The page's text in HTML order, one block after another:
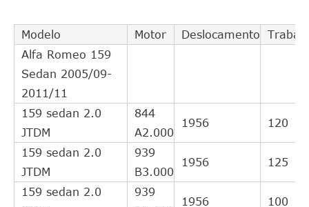
Modelo Motor Deslocamento
Alfa Romeo 159
Sedan 2005/09-
2011/11
159 sedan 2.0
JTDM
844
A2.000
1956 120
159 sedan 2.0
JTDM
939
B3.000
1956 125
159 sedan 2.0
939
1956 100